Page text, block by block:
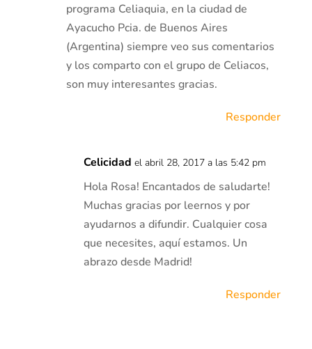
programa Celiaquia, en la ciudad de
Ayacucho Pcia. de Buenos Aires
(Argentina) siempre veo sus comentarios
y los comparto con el grupo de Celiacos,
son muy interesantes gracias.
Responder
Celicidad el abril 28, 2017 a las 5:42 pm
Hola Rosa! Encantados de saludarte!
Muchas gracias por leernos y por
ayudarnos a difundir. Cualquier cosa
que necesites, aquí estamos. Un
abrazo desde Madrid!
Responder